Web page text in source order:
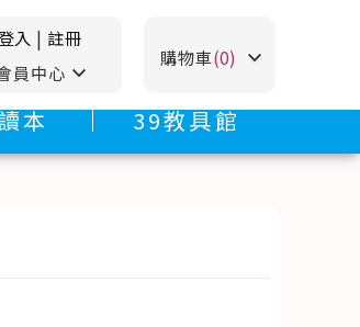
入 | 註冊
員中心 stat_minus_1
購物車(0) stat_minus_1
本 39教具館